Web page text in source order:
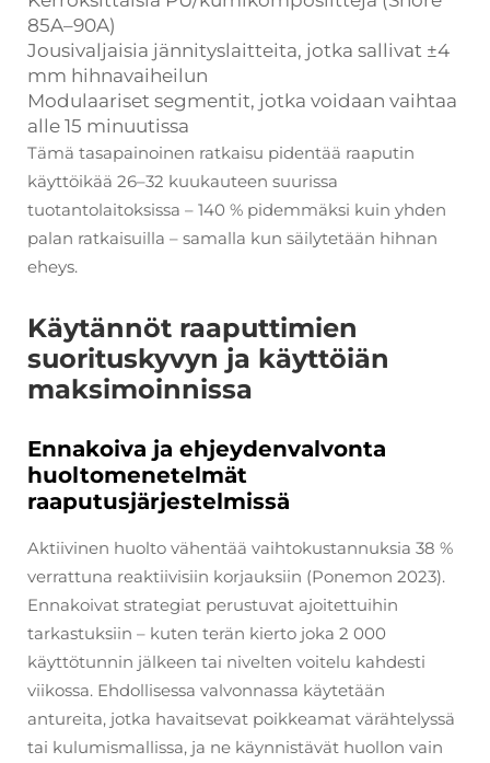
85A–90A)
Jousivaljaisia jännityslaitteita, jotka sallivat ±4
mm hihnavaiheilun
Modulaariset segmentit, jotka voidaan vaihtaa
alle 15 minuutissa
Tämä tasapainoinen ratkaisu pidentää raaputin
käyttöikää 26–32 kuukauteen suurissa
tuotantolaitoksissa – 140 % pidemmäksi kuin yhden
palan ratkaisuilla – samalla kun säilytetään hihnan
eheys.
Käytännöt raaputtimien
suorituskyvyn ja käyttöiän
maksimoinnissa
Ennakoiva ja ehjeydenvalvonta
huoltomenetelmät
raaputusjärjestelmissä
Aktiivinen huolto vähentää vaihtokustannuksia 38 %
verrattuna reaktiivisiin korjauksiin (Ponemon 2023).
Ennakoivat strategiat perustuvat ajoitettuihin
tarkastuksiin – kuten terän kierto joka 2 000
käyttötunnin jälkeen tai nivelten voitelu kahdesti
viikossa. Ehdollisessa valvonnassa käytetään
antureita, jotka havaitsevat poikkeamat värähtelyssä
tai kulumismallissa, ja ne käynnistävät huollon vain